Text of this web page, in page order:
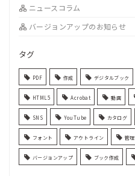
ニュースコラム
バージョンアップのお知らせ
タグ
PDF 作成 デジタルブック
HTML5 Acrobat 動画
SNS YouTube カタログ
フォント アウトライン 管理
バージョンアップ ブック作成